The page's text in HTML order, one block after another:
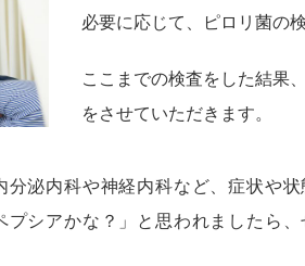
必要に応じて、ピロリ菌の
ここまでの検査をした結果
をさせていただきます。
泌内科や神経内科など、症状や状
プシアかな？」と思われましたら